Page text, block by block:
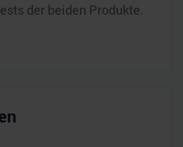
der beiden Produkte.